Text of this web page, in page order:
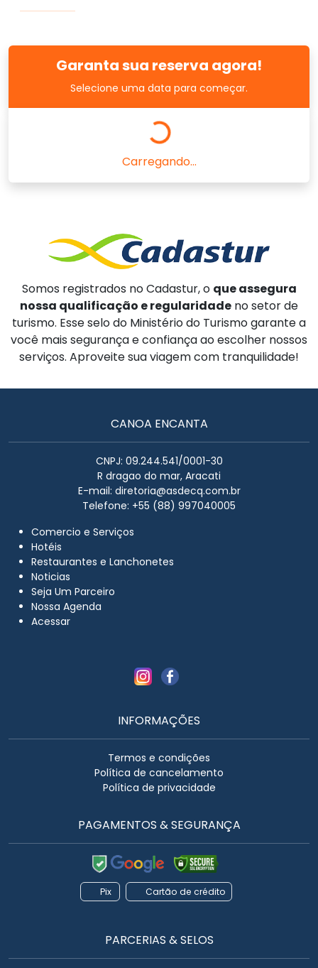
Garanta sua reserva agora!
Selecione uma data para começar.
Carregando...
Somos registrados no Cadastur, o que assegura
nossa qualificação e regularidade no setor de
turismo. Esse selo do Ministério do Turismo garante a
você mais segurança e confiança ao escolher nossos
serviços. Aproveite sua viagem com tranquilidade!
CANOA ENCANTA
CNPJ: 09.244.541/0001-30
R dragao do mar, Aracati
E-mail: diretoria@asdecq.com.br
Telefone: +55 (88) 997040005
Comercio e Serviços
Hotéis
Restaurantes e Lanchonetes
Noticias
Seja Um Parceiro
Nossa Agenda
Acessar
INFORMAÇÕES
Termos e condições
Política de cancelamento
Política de privacidade
PAGAMENTOS & SEGURANÇA
Pix Cartão de crédito
PARCERIAS & SELOS